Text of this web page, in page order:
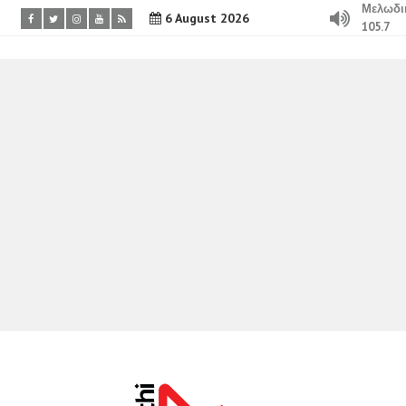
6 August 2026
105.7